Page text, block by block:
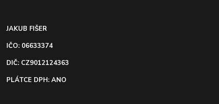
JAKUB FIŠER
IČO: 06633374
DIČ: CZ9012124363
PLÁTCE DPH: ANO